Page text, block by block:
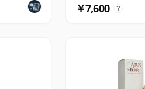
￥7,600 ?